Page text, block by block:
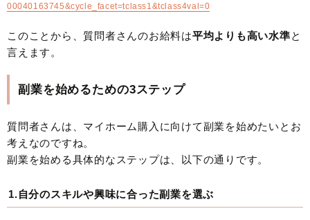
00040163745&cycle_facet=tclass1&tclass4val=0
このことから、質問者さんのお給料は平均よりも高い水準と
言えます。
副業を始めるための3ステップ
質問者さんは、マイホーム購入に向けて副業を始めたいとお
考えなのですね。
副業を始める具体的なステップは、以下の通りです。
1.自分のスキルや興味に合った副業を選ぶ